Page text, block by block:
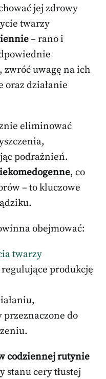
jej zdrowy
twarzy
– rano i
, zwróć uwagę na ich
oraz działanie
eliminować
podrażnień.
, co
– to kluczowe
obejmować:
twarzy
produkcję
do
codziennej rutynie
stanu cery tłustej